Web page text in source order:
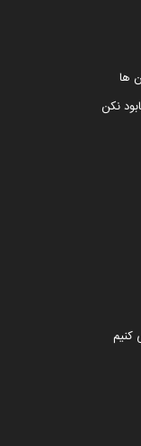
ها
نکن
کنیم